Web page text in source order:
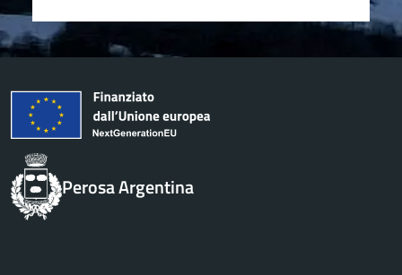
Perosa Argentina